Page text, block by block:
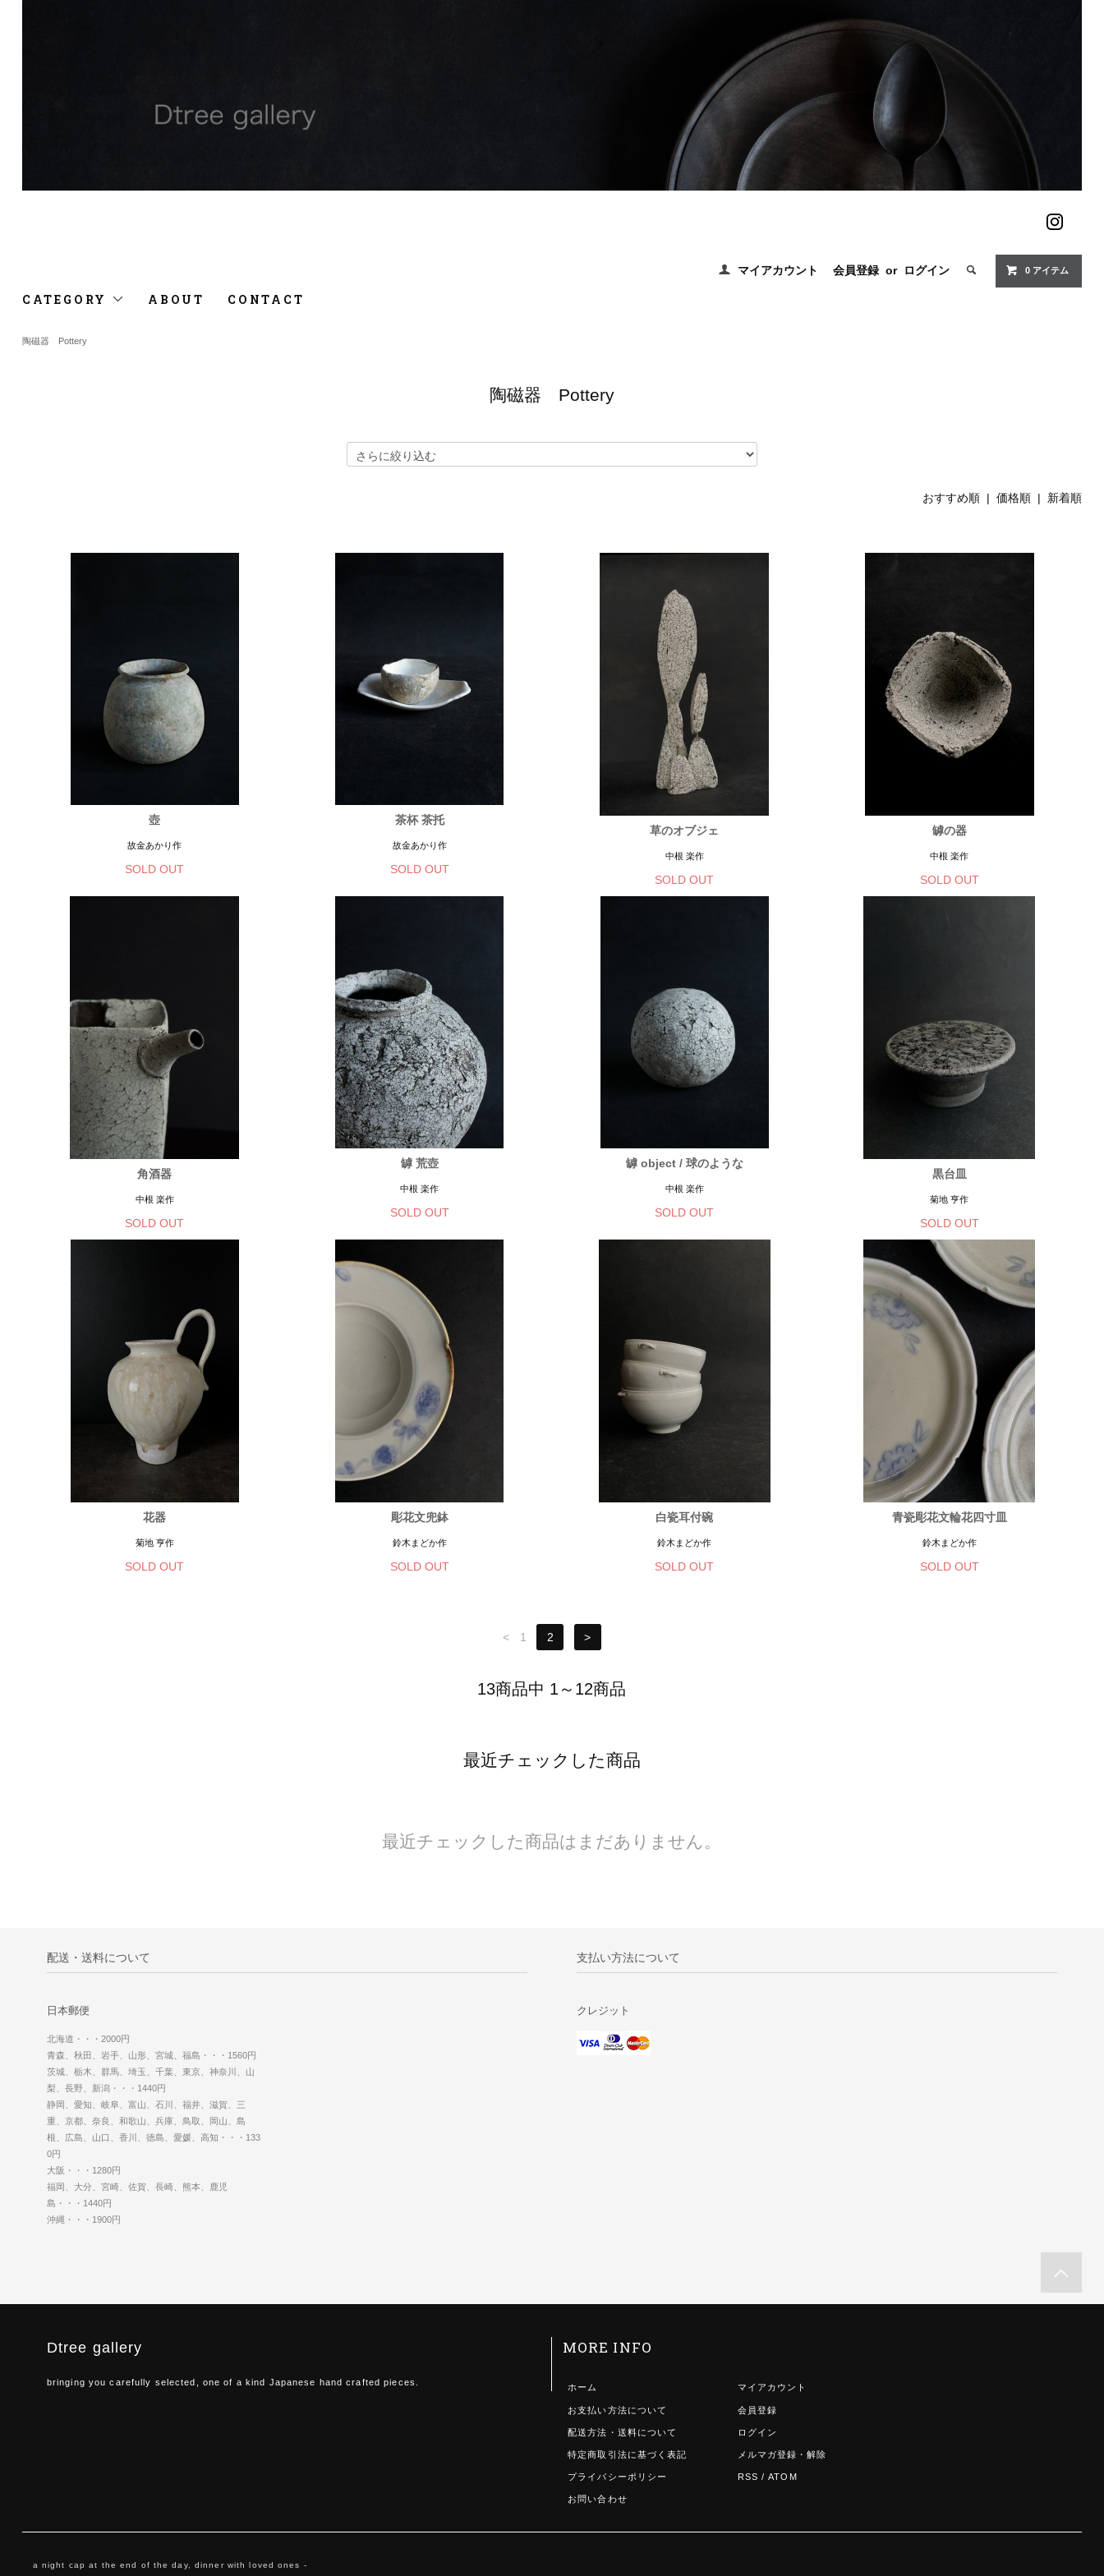
マイアカウント 会員登録 or ログイン 0 アイテム
CATEGORY ABOUT CONTACT
陶磁器 Pottery
陶磁器 Pottery
おすすめ順 |価格順 | 新着順
壺
故金あかり作
SOLD OUT
茶杯 茶托
故金あかり作
SOLD OUT
草のオブジェ
中根 楽作
SOLD OUT
罅の器
中根 楽作
SOLD OUT
角酒器
中根 楽作
SOLD OUT
罅 荒壺
中根 楽作
SOLD OUT
罅 object / 球のような
中根 楽作
SOLD OUT
黒台皿
菊地 亨作
SOLD OUT
花器
菊地 亨作
SOLD OUT
彫花文兜鉢
鈴木まどか作
SOLD OUT
白瓷耳付碗
鈴木まどか作
SOLD OUT
青瓷彫花文輪花四寸皿
鈴木まどか作
SOLD OUT
< 1 2 >
13商品中 1～12商品
最近チェックした商品
最近チェックした商品はまだありません。
配送・送料について
日本郵便
北海道・・・2000円
青森、秋田、岩手、山形、宮城、福島・・・1560円
茨城、栃木、群馬、埼玉、千葉、東京、神奈川、山
梨、長野、新潟・・・1440円
静岡、愛知、岐阜、富山、石川、福井、滋賀、三
重、京都、奈良、和歌山、兵庫、鳥取、岡山、島
根、広島、山口、香川、徳島、愛媛、高知・・・133
0円
大阪・・・1280円
福岡、大分、宮崎、佐賀、長崎、熊本、鹿児
島・・・1440円
沖縄・・・1900円
支払い方法について
クレジット
Dtree gallery
bringing you carefully selected, one of a kind Japanese hand crafted pieces.
MORE INFO
ホーム
お支払い方法について
配送方法・送料について
特定商取引法に基づく表記
プライバシーポリシー
お問い合わせ
マイアカウント
会員登録
ログイン
メルマガ登録・解除
RSS /ATOM
a night cap at the end of the day, dinner with loved ones -